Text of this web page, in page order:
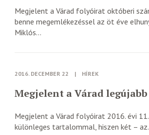
Megjelent a Várad folyóirat októberi
benne megemlékezéssel az öt éve
Miklós...
2016. DECEMBER 22 | HÍREK
Megjelent a Várad
Megjelent a Várad folyóirat 2016. évi
különleges tartalommal, hiszen két –